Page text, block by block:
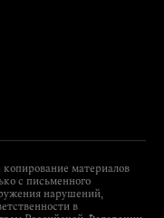
материалов
с письменного
нарушений,
в